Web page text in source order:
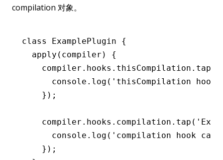
compilation 对象。
class ExamplePlugin {
  apply
(compiler) {
    compiler
. hooks . thisCompilation .tap
      console
.log ( 'thisCompilation
    });
    compiler
. hooks . compilation .tap (
      console
.log ( 'compilation hook
    });